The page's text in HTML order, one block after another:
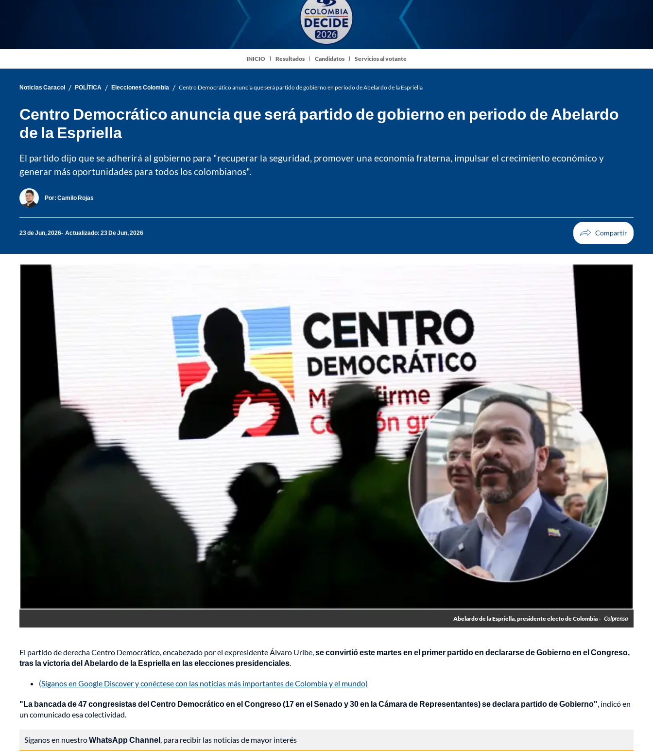
INICIO Resultados Candidatos Servicios al votante
Noticias Caracol / POLÍTICA / Elecciones Colombia / Centro Democrático anuncia que será partido de gobierno en periodo de Abelardo de la Espriella
Centro Democrático anuncia que será partido de gobierno en periodo de Abelardo
de la Espriella
El partido dijo que se adherirá al gobierno para "recuperar la seguridad, promover una economía fraterna, impulsar el crecimiento económico y
generar más oportunidades para todos los colombianos".
Por: Camilo Rojas
23 de Jun, 2026 Actualizado: 23 De Jun, 2026
Copiar enlace
LinkedIn
Abelardo de la Espriella, presidente electo de Colombia - Colprensa
El partido de derecha Centro Democrático, encabezado por el expresidente Álvaro Uribe, se convirtió este martes en el primer partido en declararse de Gobierno en el Congreso,
tras la victoria del Abelardo de la Espriella en las elecciones presidenciales
(Síganos en Google Discover y conéctese con las noticias más importantes de Colombia y el mundo)
"La bancada de 47 congresistas del Centro Democrático en el Congreso (17 en el Senado y 30 en la Cámara de Representantes) se declara partido de Gobierno" , indicó en
un comunicado esa colectividad.
Síganos en nuestroWhatsApp Channel , para recibir las noticias de mayor interés